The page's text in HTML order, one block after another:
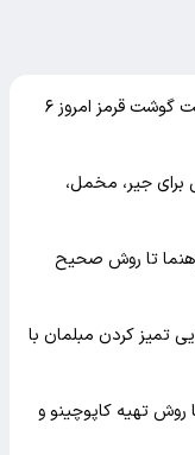
گوشت خورشتی کیلویی چند ؟! + لیست قیمت گوشت قرمز امروز ۶
برای جیر، مخمل،
تا روش صحیح
تمیز کردن مبلمان با
روش تهیه کاپوچینو و